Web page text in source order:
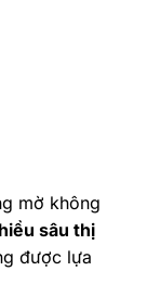
mờ không
sâu thị
được lựa